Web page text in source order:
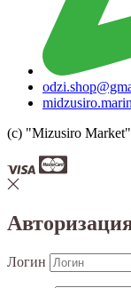
(c) "Mizusiro
Логин